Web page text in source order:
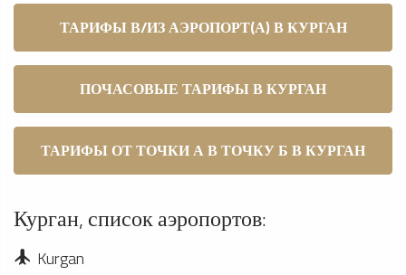
ТАРИФЫ В/ИЗ АЭРОПОРТ(А) В КУРГАН
ПОЧАСОВЫЕ ТАРИФЫ В КУРГАН
ТАРИФЫ ОТ ТОЧКИ А В ТОЧКУ Б В КУРГАН
Курган, список аэропортов:
Kurgan